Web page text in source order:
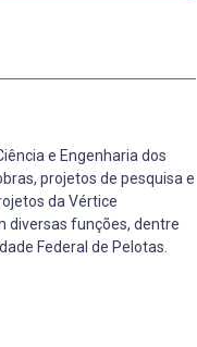
e Engenharia dos
projetos de pesquisa e
da Vértice
diversas funções, dentre
Federal de Pelotas.